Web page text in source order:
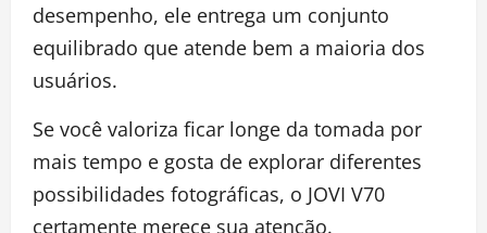
desempenho, ele entrega um conjunto
equilibrado que atende bem a maioria dos
usuários.
Se você valoriza ficar longe da tomada por
mais tempo e gosta de explorar diferentes
possibilidades fotográficas, o JOVI V70
certamente merece sua atenção.